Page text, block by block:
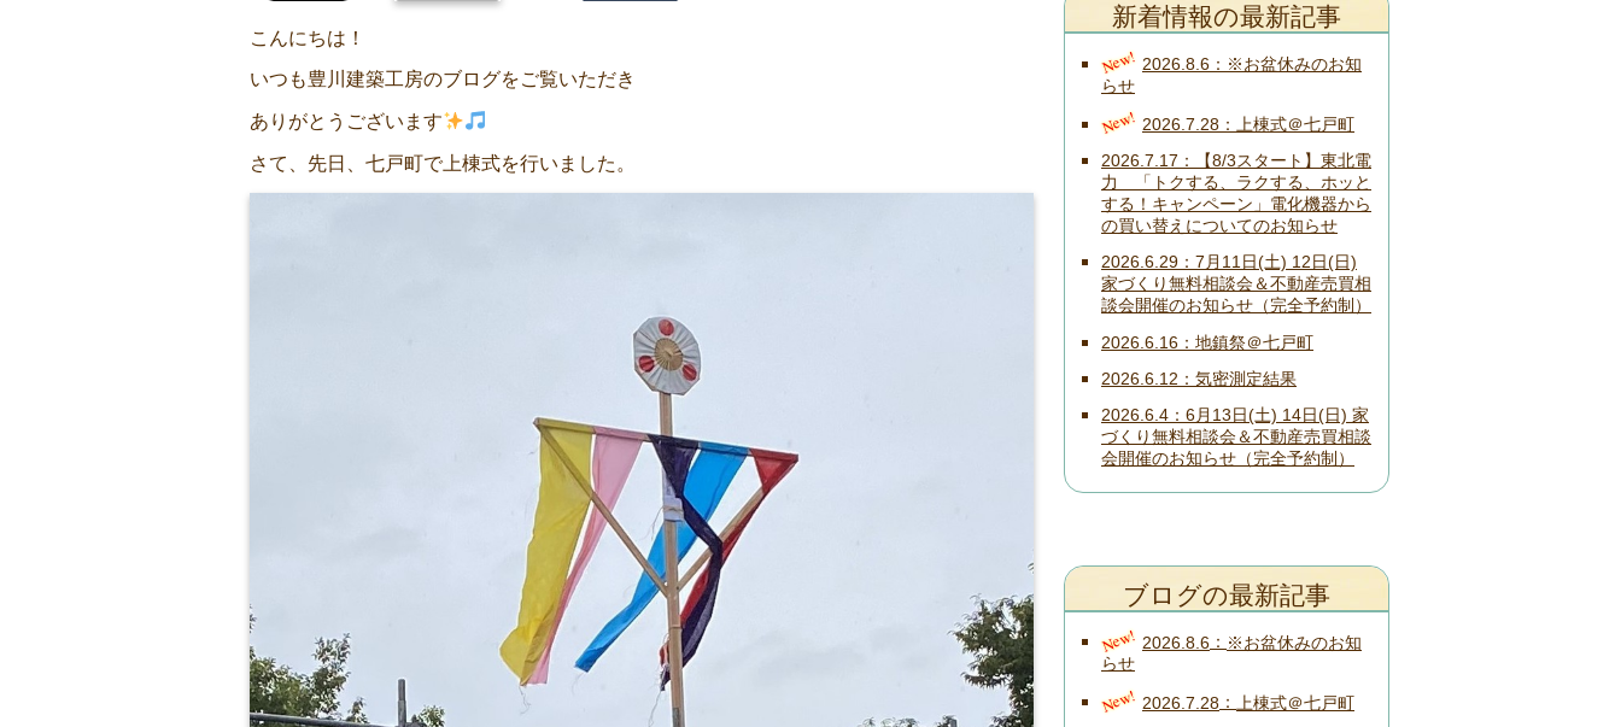
こんにちは！
いつも豊川建築工房のブログをご覧いただき
ありがとうございます
さて、先日、七戸町で上棟式を行いました。
新着情報の最新記事
New! 2026.8.6
※お盆休みのお知
らせ
New! 2026.7.28
上棟式＠七戸町
2026.7.17
【8/3スタート】東北電
力 「トクする、ラクする、ホッと
する！キャンペーン」電化機器から
の買い替えについてのお知らせ
2026.6.29
7月11日(土) 12日(日)
家づくり無料相談会＆不動産売買相
談会開催のお知らせ（完全予約制）
2026.6.16
地鎮祭＠七戸町
2026.6.12
気密測定結果
2026.6.4
6月13日(土) 14日(日) 家
づくり無料相談会＆不動産売買相談
会開催のお知らせ（完全予約制）
ブログの最新記事
New! 2026.8.6
※お盆休みのお知
らせ
New! 2026.7.28
上棟式＠七戸町